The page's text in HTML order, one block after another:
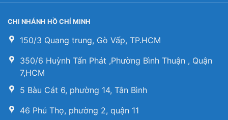
CHI NHÁNH HỒ CHÍ MINH
150/3 Quang trung, Gò Vấp, TP.HCM
350/6 Huỳnh Tấn Phát ,Phường Bình Thuận , Quận
7,HCM
5 Bàu Cát 6, phường 14, Tân Bình
46 Phú Thọ, phường 2, quận 11